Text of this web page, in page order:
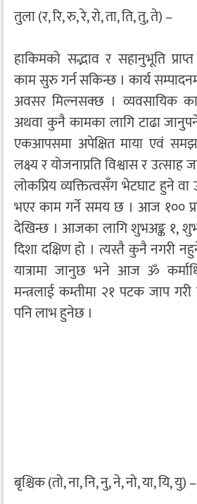
तुला (र, रि, रु, रे, रो, ता, ति, तु, ते) –
हाकिमको सद्भाव र सहानुभूति
काम सुरु गर्न सकिन्छ । कार्य
अवसर मिल्नसक्छ । व्यवसायिक
अथवा कुनै कामका लागि टाढा
एकआपसमा अपेक्षित माया एवं
लक्ष्य र योजनाप्रति विश्वास र उत्साह
लोकप्रिय व्यक्तित्वसँग भेटघाट हुने वा
भएर काम गर्ने समय छ । आज १००
देखिन्छ । आजका लागि शुभअङ्क १,
दिशा दक्षिण हो । त्यस्तै कुनै नगरी
यात्रामा जानुछ भने आज ॐ
मन्त्रलाई कम्तीमा २१ पटक जाप गरी
पनि लाभ हुनेछ ।
बृश्चिक (तो, ना, नि, नु, ने, नो, या, यि, यु) –